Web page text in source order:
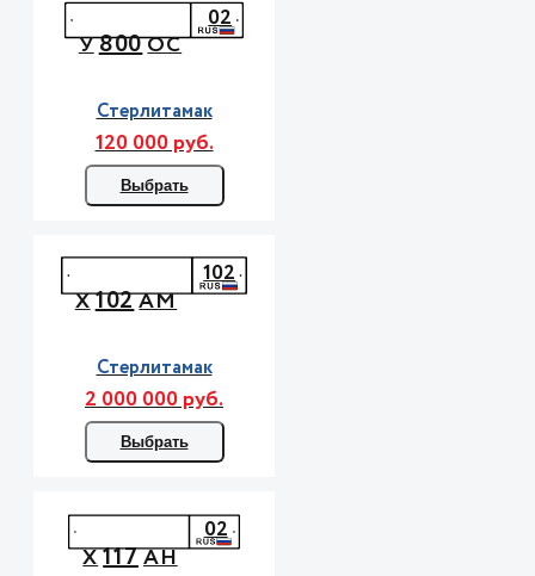
У800ОС
02
Стерлитамак
120 000 руб.
Выбрать
Х102АМ
102
Стерлитамак
2 000 000 руб.
Выбрать
Х117АН
02